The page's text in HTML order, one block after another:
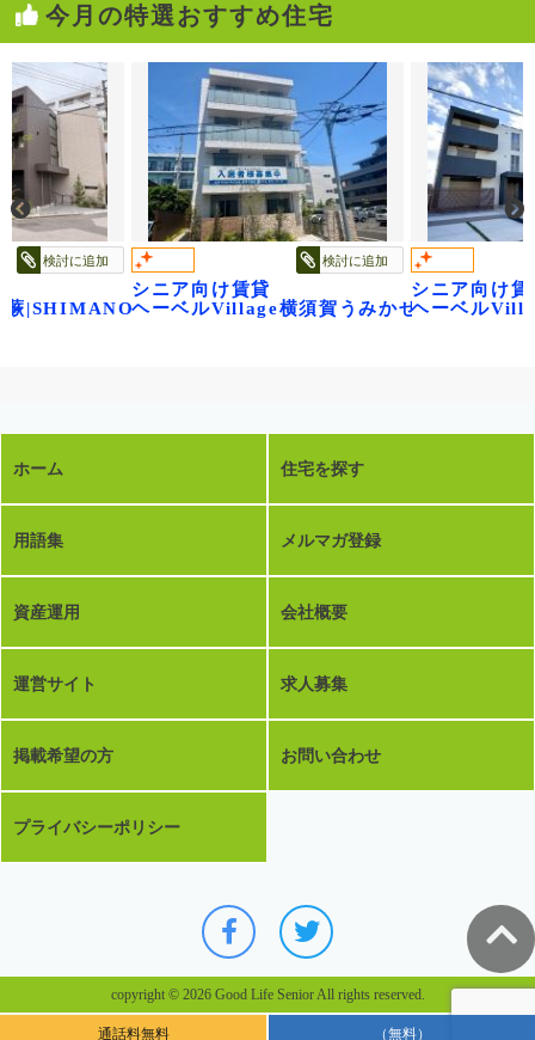
今月の特選おすすめ住宅
検討に追加
蕨|SHIMANO
検討に追加
シニア向け賃貸
ヘーベルVillage横須賀うみかぜ公園
シニア向け賃
ヘーベル
ホーム 住宅を探す
用語集 メルマガ登録
資産運用 会社概要
運営サイト 求人募集
掲載希望の方 お問い合わせ
プライバシーポリシー
copyright © 2026 Good Life Senior All rights reserved.
通話料無料 （無料）